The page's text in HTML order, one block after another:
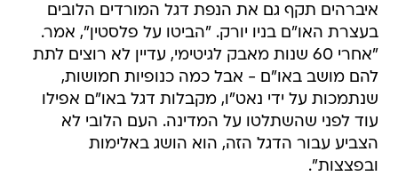
איברהים תקף גם את הנפת דגל המורדים הלובים
בעצרת האו"ם בניו יורק. "הביטו על פלסטין", אמר.
"אחרי 60 שנות מאבק לגיטימי, עדיין לא רוצים לתת
להם מושב באו"ם - אבל כמה כנופיות חמושות,
שנתמכות על ידי נאט"ו, מקבלות דגל באו"ם אפילו
עוד לפני שהשתלטו על המדינה. העם הלובי לא
הצביע עבור הדגל הזה, הוא הושג באלימות
ובפצצות".